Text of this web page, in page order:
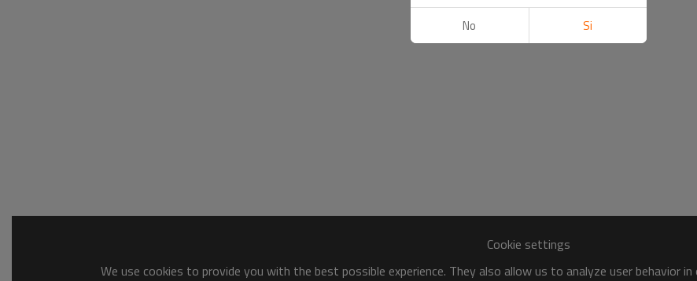
Cookie settings
We use cookies to provide you with the best possible experience. They also allow us to analyze user behavior
No Si